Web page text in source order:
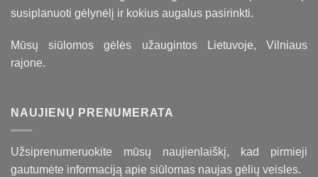
susiplanuoti gėlynėlį ir kokius augalus pasirinkti.
Mūsų siūlomos gėlės užaugintos Lietuvoje, Vilniaus
rajone.
NAUJIENŲ PRENUMERATA
Užsiprenumeruokite mūsų naujienlaiškį, kad pirmieji
gautumėte informaciją apie siūlomas naujas gėlių veisles.